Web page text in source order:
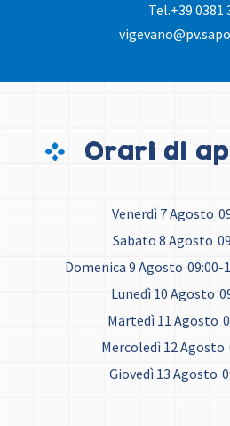
Tel.+39 0381
Orari di
Venerdì 7 Agosto
Sabato 8 Agosto
Domenica 9 Agosto 09:00-
Lunedì 10 Agosto
Martedì 11 Agosto
Mercoledì 12 Agosto
Giovedì 13 Agosto